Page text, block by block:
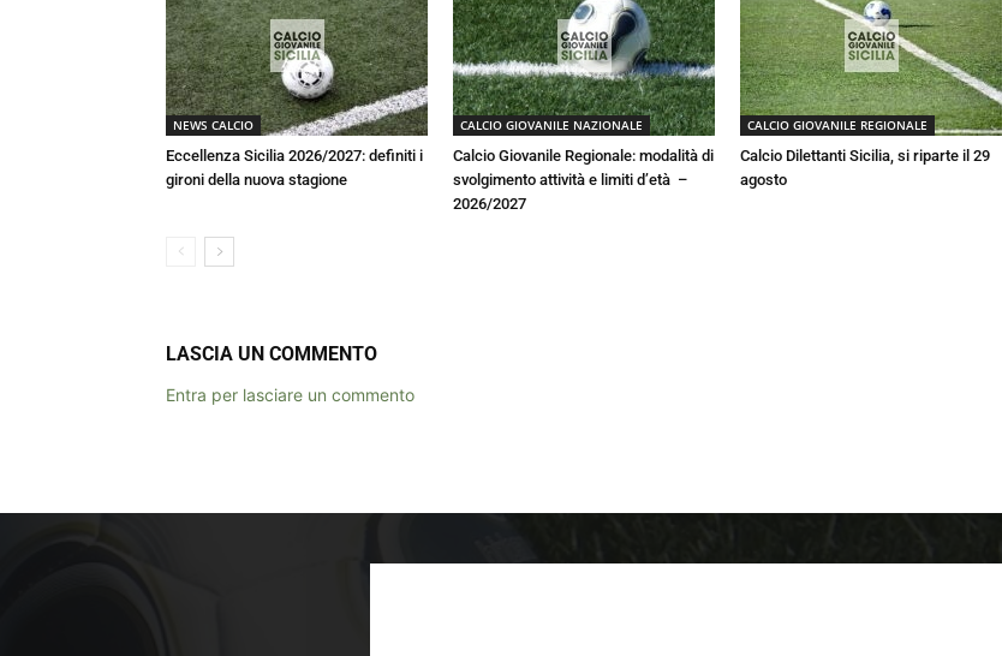
NEWS CALCIO
Eccellenza Sicilia 2026/2027: definiti i
gironi della nuova stagione
CALCIO GIOVANILE NAZIONALE
Calcio Giovanile Regionale: modalità di
svolgimento attività e limiti d’età –
2026/2027
CALCIO GIOVANILE REGIONALE
Calcio Dilettanti Sicilia, si riparte il 29
agosto
LASCIA UN COMMENTO
Entra per lasciare un commento